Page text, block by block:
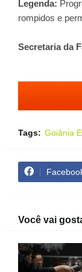
Legenda:
rompidos e
Secretaria da
Tags: Goiânia
Você vai